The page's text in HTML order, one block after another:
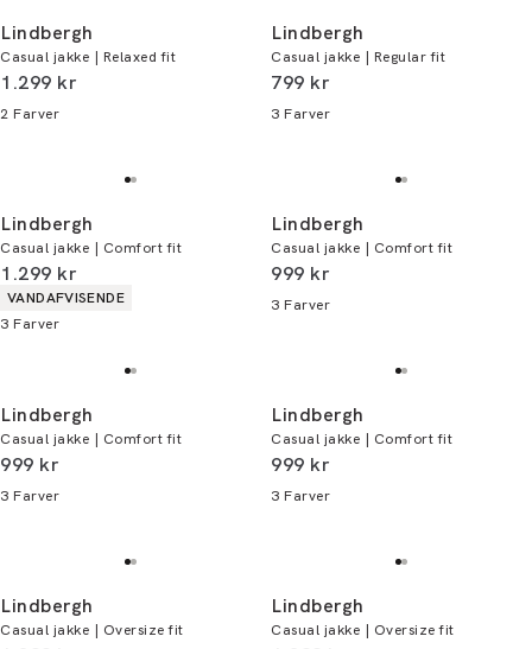
Lindbergh
Casual jakke | Relaxed fit
I alt (inkl. rabat)
1.299 kr
2 Farver
Lindbergh
Casual jakke | Regular fit
I alt (inkl. rabat)
799 kr
3 Farver
Lindbergh
Casual jakke | Comfort fit
I alt (inkl. rabat)
1.299 kr
Produkt egenskaber
VANDAFVISENDE
3 Farver
Lindbergh
Casual jakke | Comfort fit
I alt (inkl. rabat)
999 kr
3 Farver
Lindbergh
Casual jakke | Comfort fit
I alt (inkl. rabat)
999 kr
3 Farver
Lindbergh
Casual jakke | Comfort fit
I alt (inkl. rabat)
999 kr
3 Farver
Lindbergh
Casual jakke | Oversize fit
Lindbergh
Casual jakke | Oversize fit